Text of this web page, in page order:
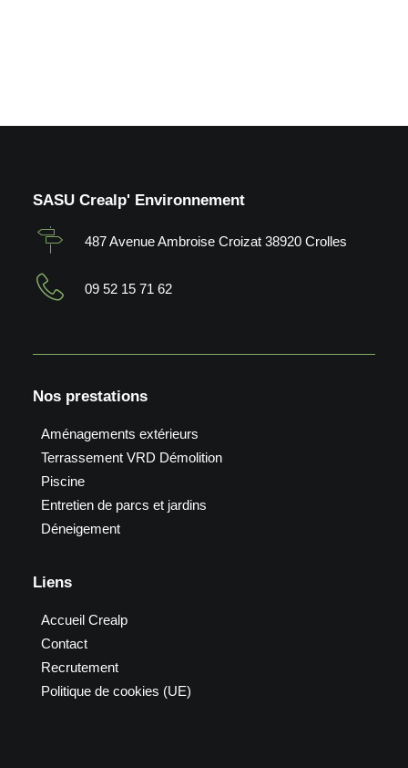
SASU Crealp' Environnement
487 Avenue Ambroise Croizat 38920 Crolles
09 52 15 71 62
Nos prestations
Aménagements extérieurs
Terrassement VRD Démolition
Piscine
Entretien de parcs et jardins
Déneigement
Liens
Accueil Crealp
Contact
Recrutement
Politique de cookies (UE)